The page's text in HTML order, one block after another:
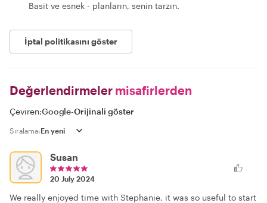
Basit ve esnek - planların, senin tarzın.
İptal politikasını göster
Değerlendirmeler misafirlerden
Çeviren:Google-Orijinali göster
Sıralama:
Susan
20 July 2024
We really enjoyed time with Stephanie, it was so useful to start